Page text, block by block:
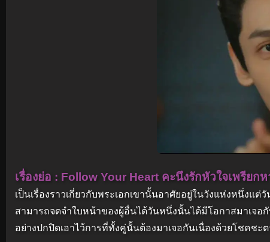
เรื่องย่อ : Follow Your Heart คะนึงรักหัวใจเพรียก
เป็นเรื่องราวเกี่ยวกับพระเอกเขานั้นอาศัยอยู่ในวังแห่งหนึ่ง
สามารถจดจำใบหน้าของผู้อื่นได้วันหนึ่งนั้นได้มีโอกาสมาเจ
อย่างปกปิดเอาไว้การที่ทั้งคู่นั้นต้องมาเจอกันเนื่องด้วยโชคช